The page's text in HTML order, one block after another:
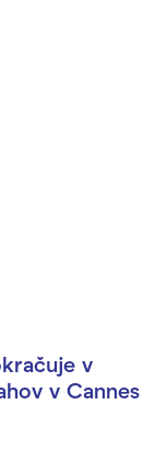
v
v Cannes